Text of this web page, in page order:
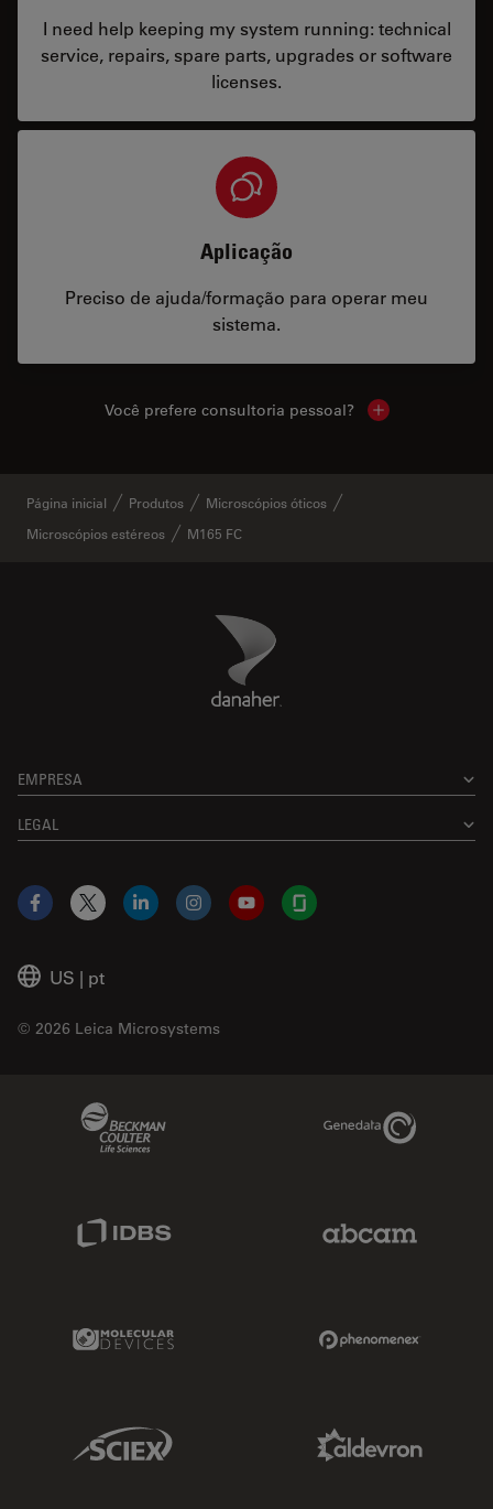
I need help keeping my system running: technical
service, repairs, spare parts, upgrades or software
licenses.
Aplicação
Preciso de ajuda/formação para operar meu
sistema.
Você prefere consultoria pessoal? Show local
Página inicial Produtos
Microscópios óticos
Microscópios estéreos
M165 FC
Danaher Logo
EMPRESA
LEGAL
US | pt
© 2026 Leica Microsystems
Facebook
X LinkedInInstagramYouTubeGlassdoor
Genedata Link
Molecular Devices Link
Sciex Link